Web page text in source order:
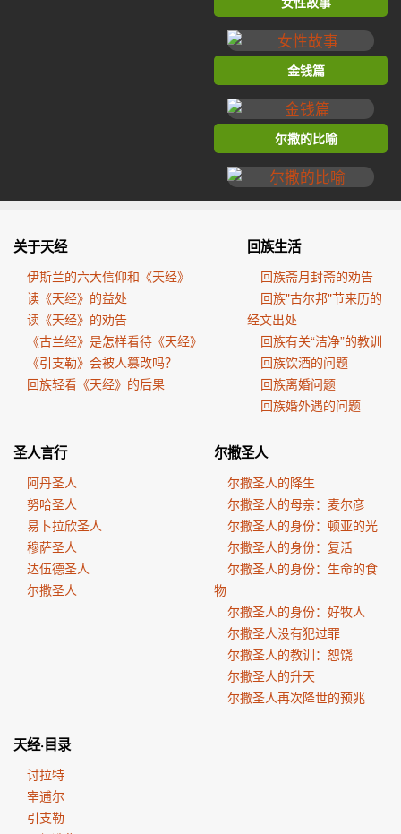
金钱篇
尔撒的比喻
关于天经
伊斯兰的六大信仰和《天经》
读《天经》的益处
读《天经》的劝告
《古兰经》是怎样看待《天经》
《引支勒》会被人篡改吗？
回族轻看《天经》的后果
回族生活
回族斋月封斋的劝告
回族"古尔邦"节来历的
经文出处
回族有关“洁净”的教训
回族饮酒的问题
回族离婚问题
回族婚外遇的问题
圣人言行
阿丹圣人
努哈圣人
易卜拉欣圣人
穆萨圣人
达伍德圣人
尔撒圣人
尔撒圣人
尔撒圣人的降生
尔撒圣人的母亲：麦尔彦
尔撒圣人的身份：顿亚的光
尔撒圣人的身份：复活
尔撒圣人的身份：生命的食
物
尔撒圣人的身份：好牧人
尔撒圣人没有犯过罪
尔撒圣人的教训：恕饶
尔撒圣人的升天
尔撒圣人再次降世的预兆
天经·目录
讨拉特
宰逋尔
引支勒